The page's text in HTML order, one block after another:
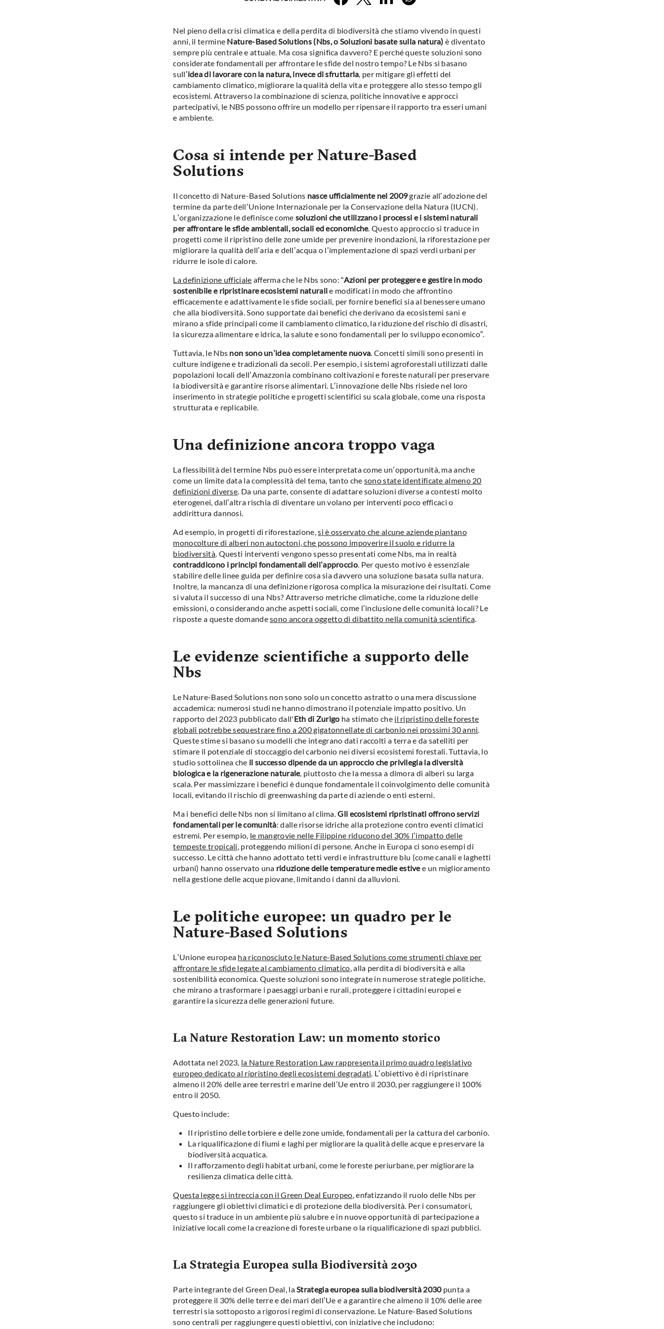
Nel pieno della crisi climatica e della perdita di biodiversità che stiamo vivendo in questi
anni, il termine Nature-Based Solutions (Nbs, o Soluzioni basate sulla natura) è diventato
sempre più centrale e attuale. Ma cosa significa davvero? E perché queste soluzioni sono
considerate fondamentali per affrontare le sfide del nostro tempo? Le Nbs si basano
sull’idea di lavorare con la natura, invece di sfruttarla, per mitigare gli effetti del
cambiamento climatico, migliorare la qualità della vita e proteggere allo stesso tempo gli
ecosistemi. Attraverso la combinazione di scienza, politiche innovative e approcci
partecipativi, le NBS possono offrire un modello per ripensare il rapporto tra esseri umani
e ambiente.
Cosa si intende per Nature-Based
Solutions
Il concetto di Nature-Based Solutions nasce ufficialmente nel 2009grazie all’adozione del
termine da parte dell’Unione Internazionale per la Conservazione della Natura (IUCN).
L’organizzazione le definisce come soluzioni che utilizzano i processi e i sistemi naturali
per affrontare le sfide ambientali, sociali ed economiche. Questo approccio si traduce in
progetti come il ripristino delle zone umide per prevenire inondazioni, la riforestazione per
migliorare la qualità dell’aria e dell’acqua o l’implementazione di spazi verdi urbani per
ridurre le isole di calore.
La definizione ufficiale afferma che le Nbs sono:“Azioni per proteggere e gestire in modo
sostenibile e ripristinare ecosistemi naturalie modificati in modo che affrontino
efficacemente e adattivamente le sfide sociali, per fornire benefici sia al benessere umano
che alla biodiversità. Sono supportate dai benefici che derivano da ecosistemi sani e
mirano a sfide principali come il cambiamento climatico, la riduzione del rischio di disastri,
la sicurezza alimentare e idrica, la salute e sono fondamentali per lo sviluppo economico”.
Tuttavia, le Nbs non sono un’idea completamente nuova. Concetti simili sono presenti in
culture indigene e tradizionali da secoli. Per esempio, i sistemi agroforestali utilizzati dalle
popolazioni locali dell’Amazzonia combinano coltivazioni e foreste naturali per preservare
la biodiversità e garantire risorse alimentari. L’innovazione delle Nbs risiede nel loro
inserimento in strategie politiche e progetti scientifici su scala globale, come una risposta
strutturata e replicabile.
Una definizione ancora troppo vaga
La flessibilità del termine Nbs può essere interpretata come un’opportunità, ma anche
come un limite data la complessità del tema, tanto che sono state identificate almeno 20
definizioni diverse. Da una parte, consente di adattare soluzioni diverse a contesti molto
eterogenei, dall’altra rischia di diventare un volano per interventi poco efficaci o
addirittura dannosi.
Ad esempio, in progetti di riforestazione,si è osservato che alcune aziende piantano
monocolture di alberi non autoctoni, che possono impoverire il suolo e ridurre la
biodiversità. Questi interventi vengono spesso presentati come Nbs, ma in realtà
contraddicono i principi fondamentali dell’approccio. Per questo motivo è essenziale
stabilire delle linee guida per definire cosa sia davvero una soluzione basata sulla natura.
Inoltre, la mancanza di una definizione rigorosa complica la misurazione dei risultati. Come
si valuta il successo di una Nbs? Attraverso metriche climatiche, come la riduzione delle
emissioni, o considerando anche aspetti sociali, come l’inclusione delle comunità locali? Le
risposte a queste domandesono ancora oggetto di dibattito nella comunità scientifica.
Le evidenze scientifiche a supporto delle
Nbs
Le Nature-Based Solutions non sono solo un concetto astratto o una mera discussione
accademica: numerosi studi ne hanno dimostrano il potenziale impatto positivo. Un
rapporto del 2023 pubblicato dall'Eth di Zurigo ha stimato che il ripristino delle foreste
globali potrebbe sequestrare fino a 200 gigatonnellate di carbonio nei prossimi 30 anni.
Queste stime si basano su modelli che integrano dati raccolti a terra e da satelliti per
stimare il potenziale di stoccaggio del carbonio nei diversi ecosistemi forestali. Tuttavia, lo
studio sottolinea che il successo dipende da un approccio che privilegia la diversità
biologica e la rigenerazione naturale, piuttosto che la messa a dimora di alberi su larga
scala. Per massimizzare i benefici è dunque fondamentale il coinvolgimento delle comunità
locali, evitando il rischio di greenwashing da parte di aziende o enti esterni.
Ma i benefici delle Nbs non si limitano al clima.Gli ecosistemi ripristinati offrono servizi
fondamentali per le comunità: dalle risorse idriche alla protezione contro eventi climatici
estremi. Per esempio, le mangrovie nelle Filippine riducono del 30% l’impatto delle
tempeste tropicali, proteggendo milioni di persone. Anche in Europa ci sono esempi di
successo. Le città che hanno adottato tetti verdi e infrastrutture blu (come canali e laghetti
urbani) hanno osservato una riduzione delle temperature medie estivee un miglioramento
nella gestione delle acque piovane, limitando i danni da alluvioni.
Le politiche europee: un quadro per le
Nature-Based Solutions
L’Unione europea ha riconosciuto le Nature-Based Solutions come strumenti chiave per
affrontare le sfide legate al cambiamento climatico, alla perdita di biodiversità e alla
sostenibilità economica. Queste soluzioni sono integrate in numerose strategie politiche,
che mirano a trasformare i paesaggi urbani e rurali, proteggere i cittadini europei e
garantire la sicurezza delle generazioni future.
La Nature Restoration Law: un momento storico
Adottata nel 2023, la Nature Restoration Law rappresenta il primo quadro legislativo
europeo dedicato al ripristino degli ecosistemi degradati. L’obiettivo è di ripristinare
almeno il 20% delle aree terrestri e marine dell’Ue entro il 2030, per raggiungere il 100%
entro il 2050.
Questo include:
Il ripristino delle torbiere e delle zone umide, fondamentali per la cattura del carbonio.
La riqualificazione di fiumi e laghi per migliorare la qualità delle acque e preservare la
biodiversità acquatica.
Il rafforzamento degli habitat urbani, come le foreste periurbane, per migliorare la
resilienza climatica delle città.
Questa legge si intreccia con il Green Deal Europeo, enfatizzando il ruolo delle Nbs per
raggiungere gli obiettivi climatici e di protezione della biodiversità. Per i consumatori,
questo si traduce in un ambiente più salubre e in nuove opportunità di partecipazione a
iniziative locali come la creazione di foreste urbane o la riqualificazione di spazi pubblici.
La Strategia Europea sulla Biodiversità 2030
Parte integrante del Green Deal, laStrategia europea sulla biodiversità 2030punta a
proteggere il 30% delle terre e dei mari dell’Ue e a garantire che almeno il 10% delle aree
terrestri sia sottoposto a rigorosi regimi di conservazione. Le Nature-Based Solutions
sono centrali per raggiungere questi obiettivi, con iniziative che includono: